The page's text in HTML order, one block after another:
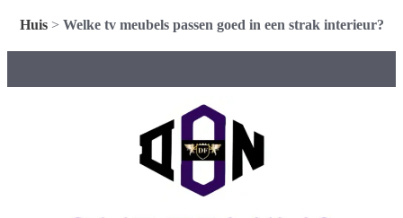
Huis> Welke tv meubels passen goed in een strak interieur?